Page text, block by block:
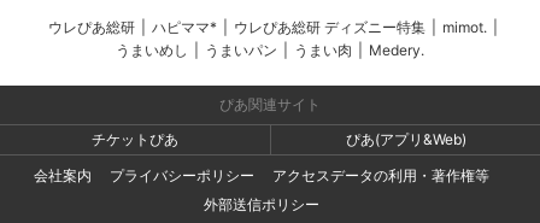
ウレぴあ総研 ハピママ* ウレぴあ総研 ディズニー特集 mimot.
うまいめし
うまいパン うまい肉 Medery.
ぴあ関連サイト
チケットぴあ
ぴあ(アプリ&Web)
会社案内
プライバシーポリシー
アクセスデータの利用・著作権等
外部送信ポリシー